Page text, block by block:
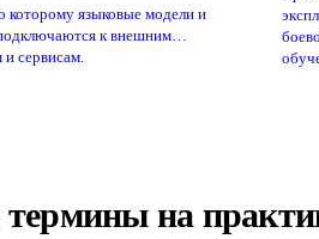
которому языковые модели и
к внешним
сервисам.
на